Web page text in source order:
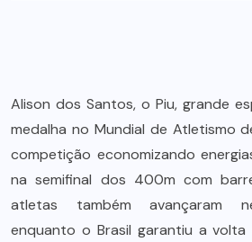
Alison dos Santos, o Piu, grande
medalha no Mundial de Atletismo
competição economizando
na semifinal dos 400m com
atletas também avançaram
enquanto o Brasil garantiu a